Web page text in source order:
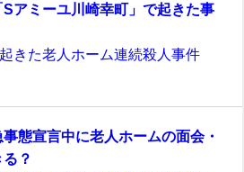
アミーユ川崎幸町」で起きた事
きた老人ホーム連続殺人事件
態宣言中に老人ホームの面会・
？